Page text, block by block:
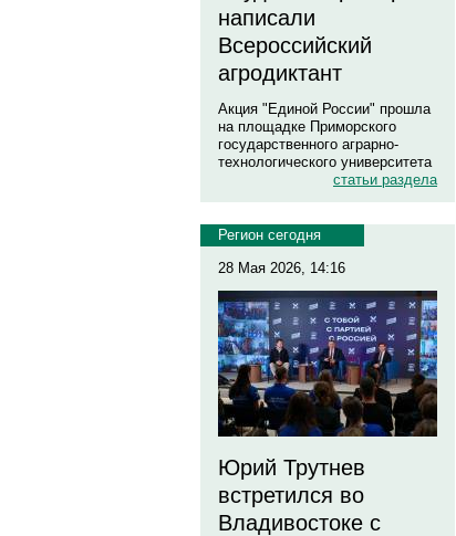
написали
Всероссийский
агродиктант
Акция "Единой России" прошла
на площадке Приморского
государственного аграрно-
технологического университета
статьи раздела
Регион сегодня
28 Мая 2026, 14:16
Юрий Трутнев
встретился во
Владивостоке с